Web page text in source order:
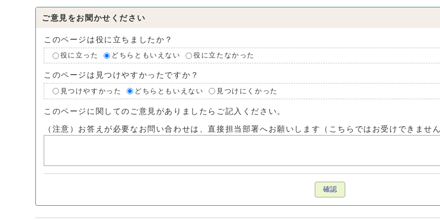
ご意見をお聞かせください
このページは役に立ちましたか？
役に立った どちらともいえない 役に立たなかった
このページは見つけやすかったですか？
見つけやすかった どちらともいえない 見つけにくかった
このページに関してのご意見がありましたらご記入ください。
（注意）お答えが必要なお問い合わせは、直接担当部署へお願いします（こちらではお受けできませ
確認